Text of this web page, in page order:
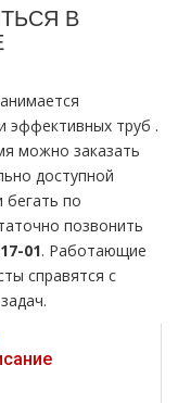
В
эффективных тpуб .
можно заказать
доступной
по
позвонить
01. Работающие
справятся с